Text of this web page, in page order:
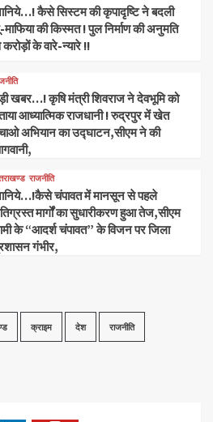
कैसे सिस्टम की कृपादृष्टि ने बदली
की किस्मत ! पुल निर्माण की अनुमति
के वारे-न्यारे !!
खबर…! कृषि मंत्री शिवराज ने देवभूमि को
आध्यात्मिक राजधानी ! रुद्रपुर में खेत
अभियान का उद्घाटन,सीएम ने की
राजनीति
चंपावत में मानसून से पहले
मार्गों का सुधारीकरण हुआ तेज,सीएम
के “आदर्श चंपावत” के विजन पर जिला
गंभीर,
क्राइम देश राजनीति